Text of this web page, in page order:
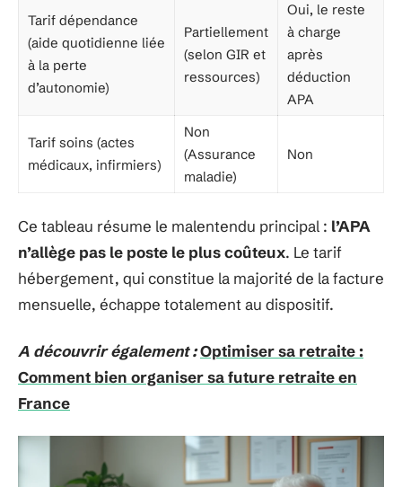
Tarif dépendance
(aide quotidienne liée
à la perte
d’autonomie)
Partiellement
(selon GIR et
ressources)
Oui, le reste
à charge
après
déduction
APA
Tarif soins (actes
médicaux, infirmiers)
Non
(Assurance
maladie)
Non
Ce tableau résume le malentendu principal : l’APA
n’allège pas le poste le plus coûteux. Le tarif
hébergement, qui constitue la majorité de la facture
mensuelle, échappe totalement au dispositif.
A découvrir également :Optimiser sa retraite :
Comment bien organiser sa future retraite en
France